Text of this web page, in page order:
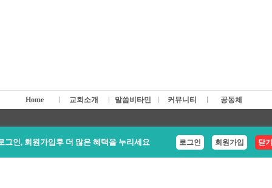
그인, 회원가입후 더 많은 혜택을 누리세요 로그인 회원가입 닫기
Home 교회소개 말씀비타민 커뮤니티 공동체